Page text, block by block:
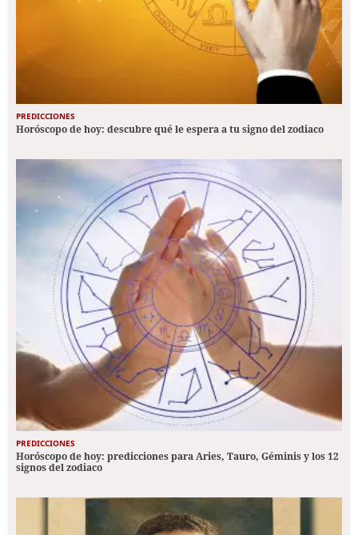
PREDICCIONES
Horóscopo de hoy: descubre qué le espera a tu signo del zodiaco
PREDICCIONES
Horóscopo de hoy: predicciones para Aries, Tauro, Géminis y los 12
signos del zodiaco